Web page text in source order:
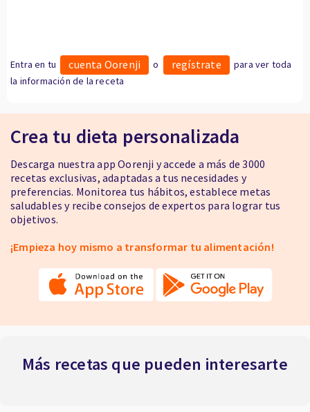
Entra en tu cuenta Oorenji o regístrate
para ver toda
la información de la receta
Crea tu dieta personalizada
Descarga nuestra app Oorenji y accede a más de 3000
recetas exclusivas, adaptadas a tus necesidades y
preferencias. Monitorea tus hábitos, establece metas
saludables y recibe consejos de expertos para lograr tus
objetivos.
¡Empieza hoy mismo a transformar tu alimentación!
Más recetas que pueden interesarte